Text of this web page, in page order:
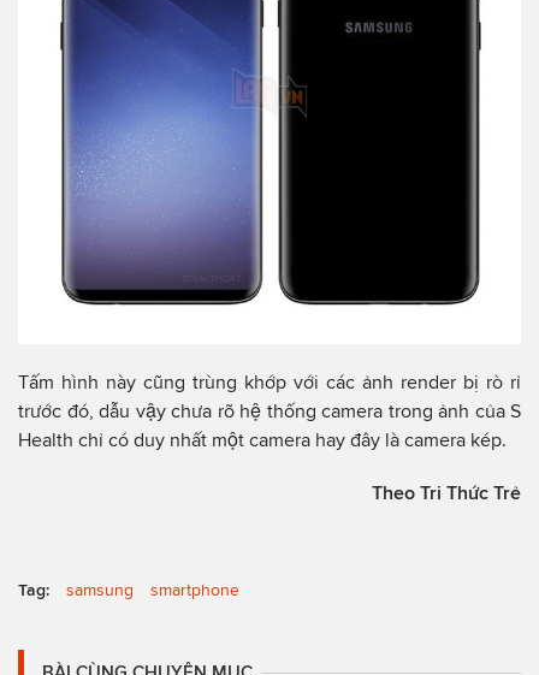
Tấm hình này cũng trùng khớp với các ảnh render bị rò rỉ
trước đó, dẫu vậy chưa rõ hệ thống camera trong ảnh của S
Health chỉ có duy nhất một camera hay đây là camera kép.
Theo Tri Thức Trẻ
Tag: samsung smartphone